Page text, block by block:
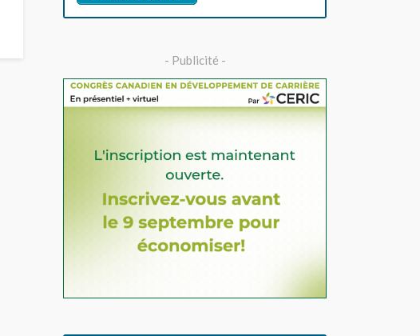
- Publicité -